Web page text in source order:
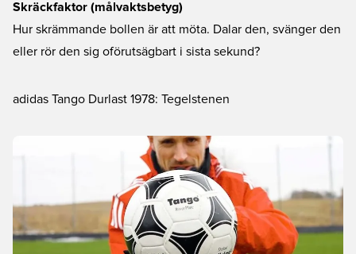
Skräckfaktor (målvaktsbetyg)
Hur skrämmande bollen är att möta. Dalar den, svänger den
eller rör den sig oförutsägbart i sista sekund?
adidas Tango Durlast 1978: Tegelstenen